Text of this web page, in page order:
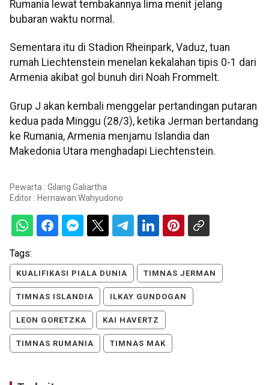
Rumania lewat tembakannya lima menit jelang
bubaran waktu normal.
Sementara itu di Stadion Rheinpark, Vaduz, tuan
rumah Liechtenstein menelan kekalahan tipis 0-1 dari
Armenia akibat gol bunuh diri Noah Frommelt.
Grup J akan kembali menggelar pertandingan putaran
kedua pada Minggu (28/3), ketika Jerman bertandang
ke Rumania, Armenia menjamu Islandia dan
Makedonia Utara menghadapi Liechtenstein.
Pewarta : Gilang Galiartha
Editor : Hernawan Wahyudono
Tags:
KUALIFIKASI PIALA DUNIA TIMNAS JERMAN
TIMNAS ISLANDIA ILKAY GUNDOGAN
LEON GORETZKA KAI HAVERTZ
TIMNAS RUMANIA TIMNAS MAK